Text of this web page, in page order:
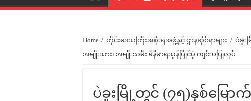
Home / တိုင်းဒေသကြီးအစိုးရအဖွဲ့နှင့် ဌာနဆိုင်ရာများ / ပဲခူး
အမျိုးသား၊ အမျိုးသမီး မီနီမာရသွန်ပြိုင်ပွဲ ကျင်းပပြုလုပ်
ပဲခူးမြို့တွင် (၇၅)နှစ်မြေ